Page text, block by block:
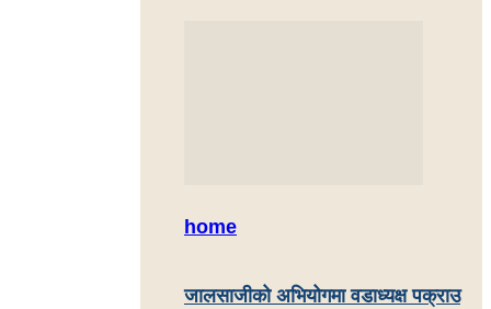
home
जालसाजीको अभियोगमा वडाध्यक्ष पक्राउ